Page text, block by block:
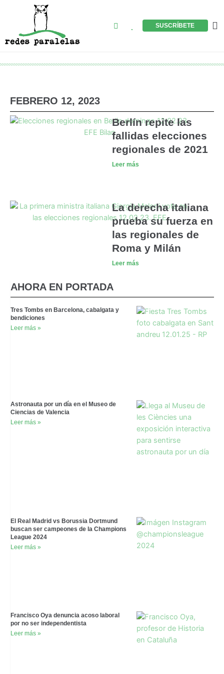
BuscarSUSCRÍBETE
FEBRERO 12, 2023
Berlín repite las
fallidas elecciones
regionales de 2021
Leer más
La derecha italiana
prueba su fuerza en
las regionales de
Roma y Milán
Leer más
AHORA EN PORTADA
Tres Tombs en Barcelona, cabalgata y
bendiciones
Leer más »
Astronauta por un día en el Museo de
Ciencias de Valencia
Leer más »
El Real Madrid vs Borussia Dortmund
buscan ser campeones de la Champions
League 2024
Leer más »
Francisco Oya denuncia acoso laboral
por no ser independentista
Leer más »